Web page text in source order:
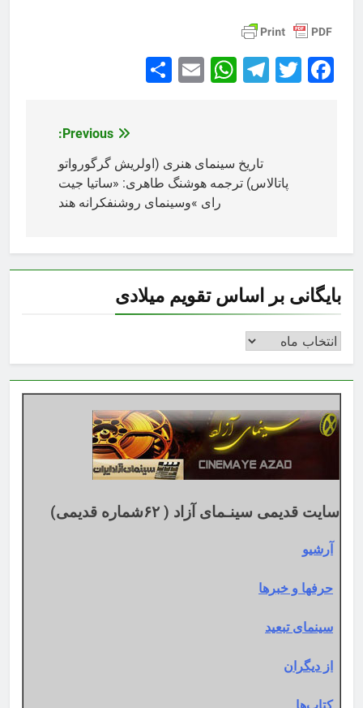
Facebook
Twitter
Telegram
WhatsApp
Email
Previous:
تاریخ سینمای هنری (اولریش گرگورواتو
پاتالاس) ترجمه هوشنگ طاهری: «ساتیا جیت
رای »وسینمای روشنفکرانه هند
بایگانی بر اساس تقویم میلادی
بایگانی
اساس
تقویم
میلادی
سایت قدیمی سینـمای آزاد ( ۶۲شماره قدیمی)
آرشیو
حرفها و خبرها
سینمای تبعید
از دیگران